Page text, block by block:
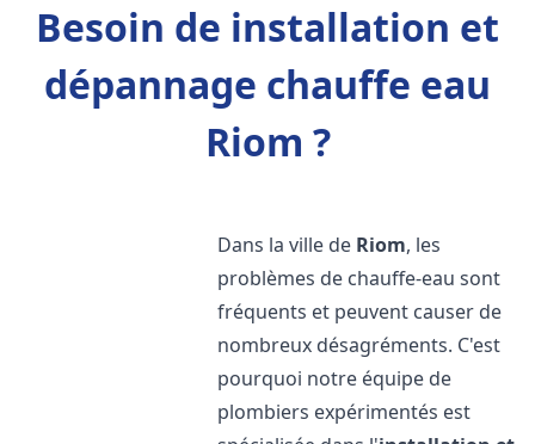
Besoin de installation et
dépannage chauffe eau
Riom ?
Dans la ville de Riom, les
problèmes de chauffe-eau sont
fréquents et peuvent causer de
nombreux désagréments. C'est
pourquoi notre équipe de
plombiers expérimentés est